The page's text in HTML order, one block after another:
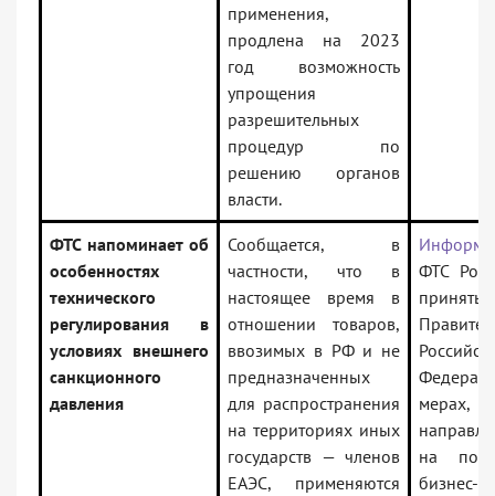
применения,
продлена на 2023
год возможность
упрощения
разрешительных
процедур по
решению органов
власти.
ФТС напоминает об
особенностях
технического
регулирования в
условиях внешнего
санкционного
давления
Сообщается, в
частности, что в
настоящее время в
отношении товаров,
ввозимых в РФ и не
предназначенных
для распространения
на территориях иных
государств — членов
ЕАЭС, применяются
ФТС
принятых
мерах,
на
бизнес-